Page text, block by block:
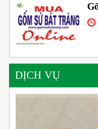
DỊCH VỤ